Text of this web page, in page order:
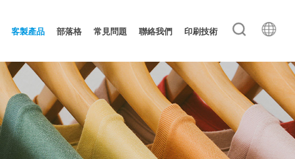
客製產品 部落格 常見問題 聯絡我們 印刷技術